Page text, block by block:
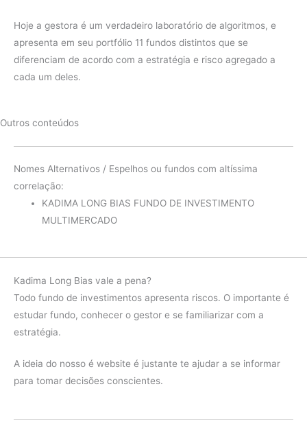
Hoje a gestora é um verdadeiro laboratório de algoritmos, e
apresenta em seu portfólio 11 fundos distintos que se
diferenciam de acordo com a estratégia e risco agregado a
cada um deles.
Outros conteúdos
Nomes Alternativos / Espelhos ou fundos com altíssima
correlação:
KADIMA LONG BIAS FUNDO DE INVESTIMENTO
MULTIMERCADO
Kadima Long Bias vale a pena?
Todo fundo de investimentos apresenta riscos. O importante é
estudar fundo, conhecer o gestor e se familiarizar com a
estratégia.
A ideia do nosso é website é justante te ajudar a se informar
para tomar decisões conscientes.